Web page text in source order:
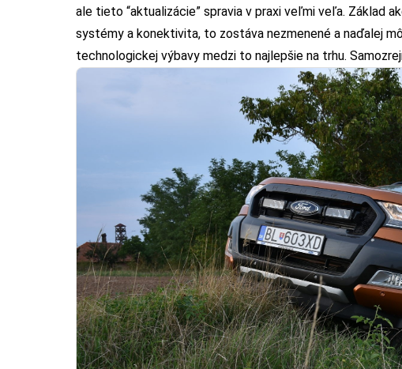
ale tieto “aktualizácie” spravia v praxi veľmi veľa. Základ
systémy a konektivita, to zostáva nezmenené a naďalej
technologickej výbavy medzi to najlepšie na trhu.